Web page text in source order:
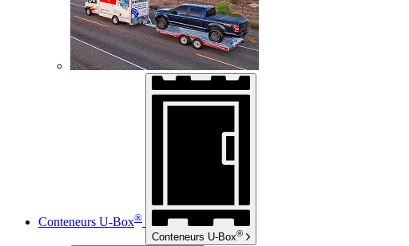
Conteneurs U-Box®
Conteneurs U-Box®